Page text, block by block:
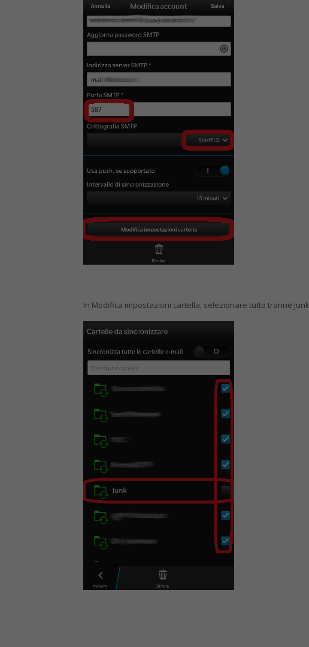
In Modifica impostazioni cartella, selezionare tutto tranne Junk